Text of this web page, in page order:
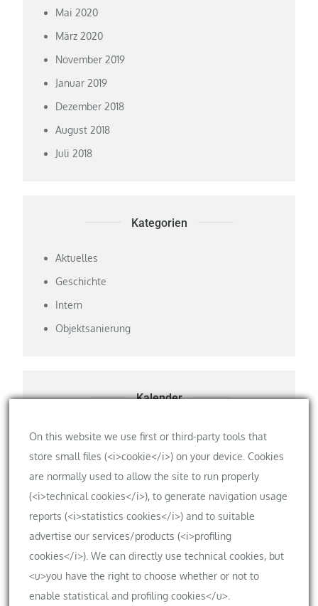
Mai 2020
März 2020
November 2019
Januar 2019
Dezember 2018
August 2018
Juli 2018
Kategorien
Aktuelles
Geschichte
Intern
Objektsanierung
Kalender
Privater Kalender der Bauherren
Meta
Anmelden
Eintrags-Feed
Kommentar-Feed
On this website we use first or third-party tools that
store small files (<i>cookie</i>) on your device. Cookies
are normally used to allow the site to run properly
(<i>technical cookies</i>), to generate navigation usage
reports (<i>statistics cookies</i>) and to suitable
advertise our services/products (<i>profiling
cookies</i>). We can directly use technical cookies, but
<u>you have the right to choose whether or not to
enable statistical and profiling cookies</u>.